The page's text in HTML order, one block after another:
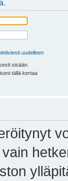
uudelleen
sisään.
tällä kertaa